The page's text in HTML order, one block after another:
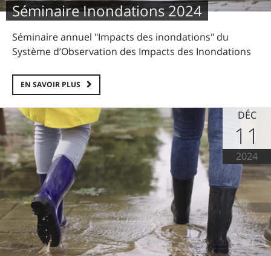
Séminaire Inondations 2024
Séminaire annuel "Impacts des inondations" du
Système d’Observation des Impacts des Inondations
EN SAVOIR PLUS
DÉC
11
2024